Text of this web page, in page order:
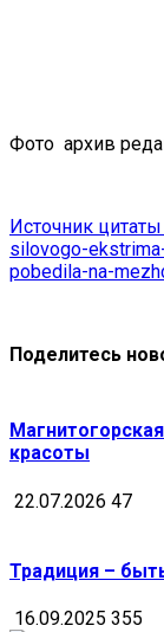
Фото архив
Источник
silovogo-
pobedila-na-
Поделитесь
красоты
22.07.2026 47
Традиция –
16.09.2025 355